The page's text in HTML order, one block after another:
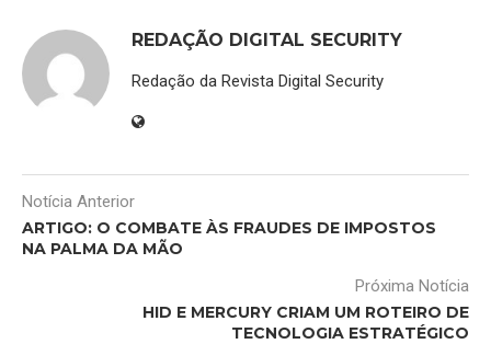
REDAÇÃO DIGITAL SECURITY
Redação da Revista Digital Security
Notícia Anterior
ARTIGO: O COMBATE ÀS FRAUDES DE IMPOSTOS
NA PALMA DA MÃO
Próxima Notícia
HID E MERCURY CRIAM UM ROTEIRO DE
TECNOLOGIA ESTRATÉGICO